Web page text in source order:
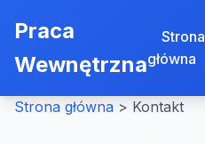
Praca
Wewnętrzna
Strona
główna
Strona główna > Kontakt